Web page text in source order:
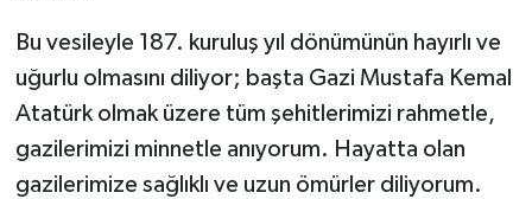
Bu vesileyle 187. kuruluş yıl dönümünün hayırlı ve
uğurlu olmasını diliyor; başta Gazi Mustafa Kemal
Atatürk olmak üzere tüm şehitlerimizi rahmetle,
gazilerimizi minnetle anıyorum. Hayatta olan
gazilerimize sağlıklı ve uzun ömürler diliyorum.